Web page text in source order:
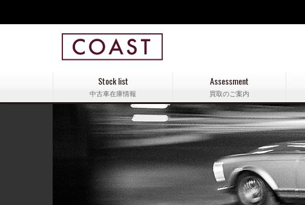
Stock list
中古車在庫情報
Assessment
買取のご案内